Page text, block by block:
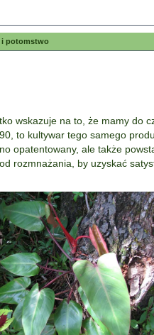
i potomstwo
wskazuje na to, że mamy do
to kultywar tego samego
opatentowany, ale także
rozmnażania, by uzyskać